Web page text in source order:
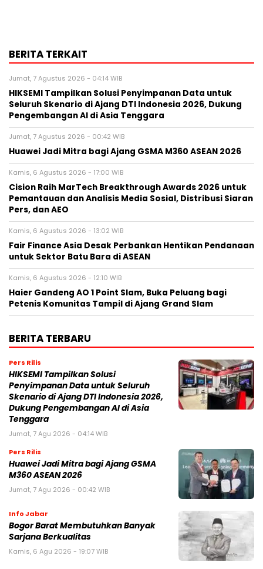
BERITA TERKAIT
Jumat, 7 Agustus 2026 - 04:14 WIB
HIKSEMI Tampilkan Solusi Penyimpanan Data untuk
Seluruh Skenario di Ajang DTI Indonesia 2026, Dukung
Pengembangan AI di Asia Tenggara
Jumat, 7 Agustus 2026 - 00:42 WIB
Huawei Jadi Mitra bagi Ajang GSMA M360 ASEAN 2026
Kamis, 6 Agustus 2026 - 17:00 WIB
Cision Raih MarTech Breakthrough Awards 2026 untuk
Pemantauan dan Analisis Media Sosial, Distribusi Siaran
Pers, dan AEO
Kamis, 6 Agustus 2026 - 13:02 WIB
Fair Finance Asia Desak Perbankan Hentikan Pendanaan
untuk Sektor Batu Bara di ASEAN
Kamis, 6 Agustus 2026 - 12:10 WIB
Haier Gandeng AO 1 Point Slam, Buka Peluang bagi
Petenis Komunitas Tampil di Ajang Grand Slam
BERITA TERBARU
Pers Rilis
HIKSEMI Tampilkan Solusi
Penyimpanan Data untuk Seluruh
Skenario di Ajang DTI Indonesia 2026,
Dukung Pengembangan AI di Asia
Tenggara
Jumat, 7 Agu 2026 - 04:14 WIB
Pers Rilis
Huawei Jadi Mitra bagi Ajang GSMA
M360 ASEAN 2026
Jumat, 7 Agu 2026 - 00:42 WIB
Info Jabar
Bogor Barat Membutuhkan Banyak
Sarjana Berkualitas
Kamis, 6 Agu 2026 - 19:07 WIB